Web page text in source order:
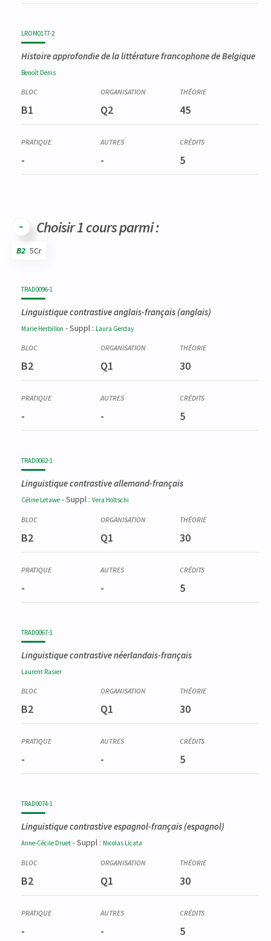
LROM0177-2
Histoire approfondie de la littérature francophone de Belgique
Benoît Denis
B1 Q2 45
- - 5
Choisir 1 cours parmi :
B2 5Cr
TRAD0096-1
Linguistique contrastive anglais-français (anglais)
Marie Herbillon - Suppl : Laura Gerday
B2 Q1 30
- - 5
TRAD0062-1
Linguistique contrastive allemand-français
Céline Letawe - Suppl : Vera Höltschi
B2 Q1 30
- - 5
TRAD0067-1
Linguistique contrastive néerlandais-français
Laurent Rasier
B2 Q1 30
- - 5
TRAD0074-1
Linguistique contrastive espagnol-français (espagnol)
Anne-Cécile Druet - Suppl : Nicolas Licata
B2 Q1 30
- - 5